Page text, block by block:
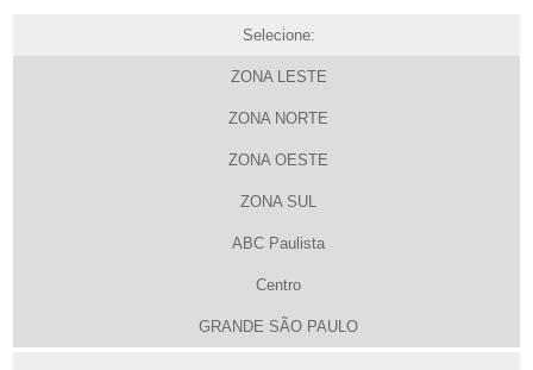
Selecione:
ZONA LESTE
ZONA NORTE
ZONA OESTE
ZONA SUL
ABC Paulista
Centro
GRANDE SÃO PAULO